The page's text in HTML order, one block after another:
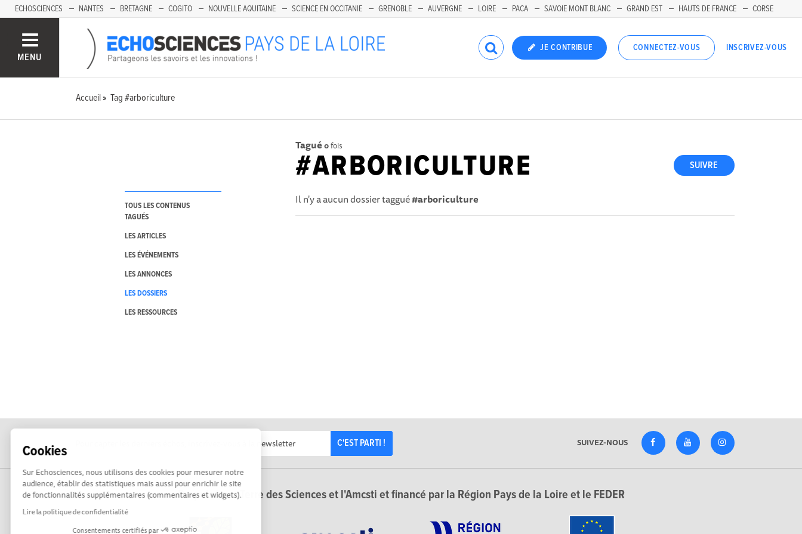
Cookies
Sur Echosciences, nous utilisons des cookies pour mesurer notre
audience, établir des statistiques mais aussi pour enrichir le site
de fonctionnalités supplémentaires (commentaires et widgets).
Lire la politique de confidentialité
Consentements certifiés par
ECHOSCIENCES NANTES BRETAGNE COGITO NOUVELLE AQUITAINE SCIENCE EN OCCITANIE GRENOBLE AUVERGNE LOIRE PACA SAVOIE MONT BLANC GRAND EST HAUTS DE FRANCE CORSE
MENU
JE CONTRIBUE CONNECTEZ-VOUS INSCRIVEZ-VOUS
Accueil Tag #arboriculture
TOUS LES CONTENUS
TAGUÉS
LES ARTICLES
LES ÉVÉNEMENTS
LES ANNONCES
LES DOSSIERS
LES RESSOURCES
Tagué 0fois
SUIVRE
#ARBORICULTURE
Il n'y a aucun dossier taggué#arboriculture
C'EST PARTI ! SUIVEZ-NOUS
Propulsé par Terre des Sciences et l'Amcsti et financé par la Région Pays de la Loire et le FEDER